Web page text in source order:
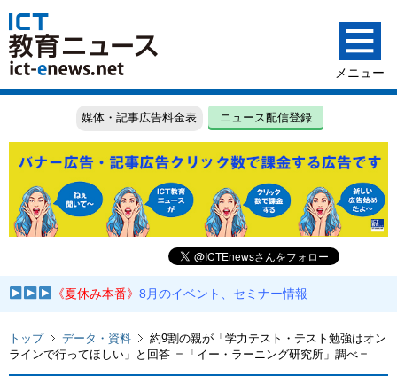
媒体・記事広告料金表 ニュース配信登録
《夏休み本番》8月のイベント、セミナー情報
トップ データ・資料
約9割の親が「学力テスト・テスト勉強はオン
ラインで行ってほしい」と回答 ＝「イー・ラーニング研究所」調べ＝